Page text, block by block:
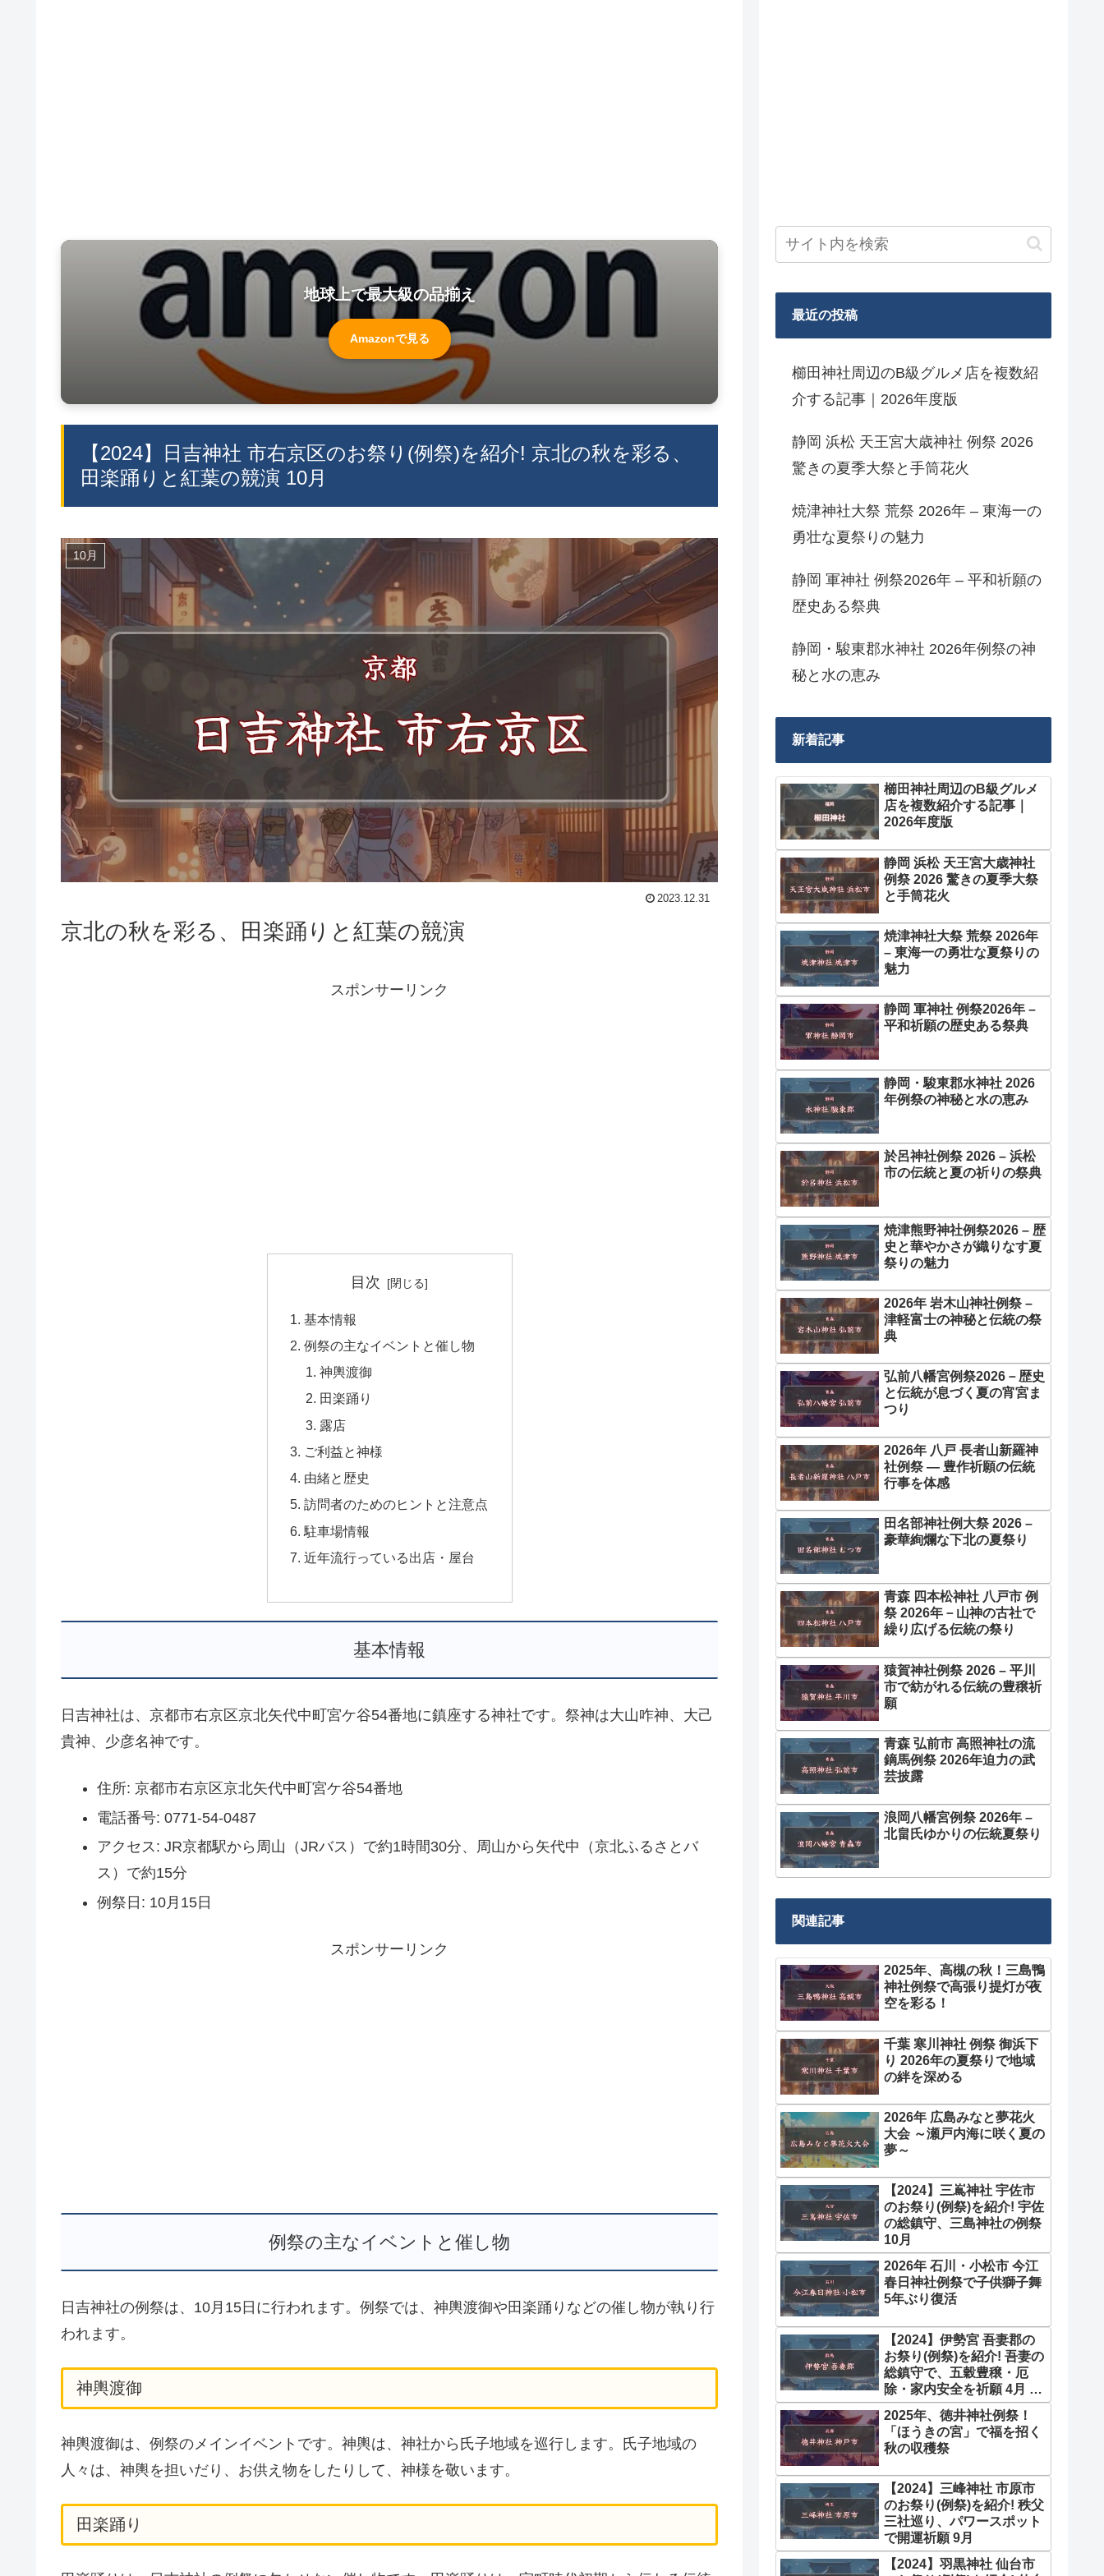
地球上で最大級の品揃え
Amazonで見る
【2024】日吉神社 市右京区のお祭り(例祭)を紹介! 京北の秋を彩る、
田楽踊りと紅葉の競演 10月
10月
2023.12.31
京北の秋を彩る、田楽踊りと紅葉の競演
スポンサーリンク
目次
基本情報
例祭の主なイベントと催し物
神輿渡御
田楽踊り
露店
ご利益と神様
由緒と歴史
訪問者のためのヒントと注意点
駐車場情報
近年流行っている出店・屋台
基本情報
日吉神社は、京都市右京区京北矢代中町宮ケ谷54番地に鎮座する神社です。祭神は大山咋神、大己
貴神、少彦名神です。
住所: 京都市右京区京北矢代中町宮ケ谷54番地
電話番号: 0771-54-0487
アクセス: JR京都駅から周山（JRバス）で約1時間30分、周山から矢代中（京北ふるさとバ
ス）で約15分
例祭日: 10月15日
スポンサーリンク
例祭の主なイベントと催し物
日吉神社の例祭は、10月15日に行われます。例祭では、神輿渡御や田楽踊りなどの催し物が執り行
われます。
神輿渡御
神輿渡御は、例祭のメインイベントです。神輿は、神社から氏子地域を巡行します。氏子地域の
人々は、神輿を担いだり、お供え物をしたりして、神様を敬います。
田楽踊り
最近の投稿
櫛田神社周辺のB級グルメ店を複数紹
介する記事｜2026年度版
静岡 浜松 天王宮大歳神社 例祭 2026
驚きの夏季大祭と手筒花火
焼津神社大祭 荒祭 2026年 – 東海一の
勇壮な夏祭りの魅力
静岡 軍神社 例祭2026年 – 平和祈願の
歴史ある祭典
静岡・駿東郡水神社 2026年例祭の神
秘と水の恵み
新着記事
櫛田神社周辺のB級グルメ
店を複数紹介する記事｜
2026年度版
静岡 浜松 天王宮大歳神社
例祭 2026 驚きの夏季大祭
と手筒花火
焼津神社大祭 荒祭 2026年
– 東海一の勇壮な夏祭りの
魅力
静岡 軍神社 例祭2026年 –
平和祈願の歴史ある祭典
静岡・駿東郡水神社 2026
年例祭の神秘と水の恵み
於呂神社例祭 2026 – 浜松
市の伝統と夏の祈りの祭典
焼津熊野神社例祭2026 – 歴
史と華やかさが織りなす夏
祭りの魅力
2026年 岩木山神社例祭 –
津軽富士の神秘と伝統の祭
典
弘前八幡宮例祭2026－歴史
と伝統が息づく夏の宵宮ま
つり
2026年 八戸 長者山新羅神
社例祭 ― 豊作祈願の伝統
行事を体感
田名部神社例大祭 2026 –
豪華絢爛な下北の夏祭り
青森 四本松神社 八戸市 例
祭 2026年－山神の古社で
繰り広げる伝統の祭り
猿賀神社例祭 2026 – 平川
市で紡がれる伝統の豊穣祈
願
青森 弘前市 高照神社の流
鏑馬例祭 2026年迫力の武
芸披露
浪岡八幡宮例祭 2026年 –
北畠氏ゆかりの伝統夏祭り
関連記事
2025年、高槻の秋！三島鴨
神社例祭で高張り提灯が夜
空を彩る！
千葉 寒川神社 例祭 御浜下
り 2026年の夏祭りで地域
の絆を深める
2026年 広島みなと夢花火
大会 ～瀬戸内海に咲く夏の
夢～
【2024】三嶌神社 宇佐市
のお祭り(例祭)を紹介! 宇佐
の総鎮守、三島神社の例祭
10月
2026年 石川・小松市 今江
春日神社例祭で子供獅子舞
5年ぶり復活
【2024】伊勢宮 吾妻郡の
お祭り(例祭)を紹介! 吾妻の
総鎮守で、五穀豊穣・厄
除・家内安全を祈願 4月 9
月
2025年、徳井神社例祭！
「ほうきの宮」で福を招く
秋の収穫祭
【2024】三峰神社 市原市
のお祭り(例祭)を紹介! 秩父
三社巡り、パワースポット
で開運祈願 9月
【2024】羽黒神社 仙台市